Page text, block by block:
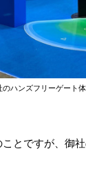
ハンズフリーゲート
とですが、御